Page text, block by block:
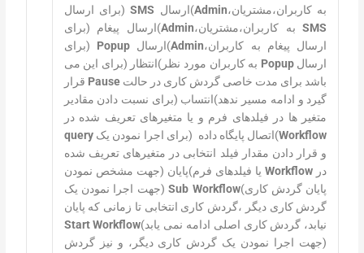
به کاربران،مشتریان،Admin)ارسال SMS(برای ارسال
SMSبه کاربران،مشتریان،Admin)ارسال پیغام (برای
ارسال پیغام به کاربران،Admin)ارسالPopup (برای
ارسالPopup به کاربران مورد نظر)انتظار (برای این می
باشد برای مدت خاصی گردش کاری در حالتPause قرار
گیرد و ادامه مسیر ندهد)انتساب (برای نسبت دادن مقادیر
متغیر ها در فیلدهای فرم و یا متغیرهای تعریف شده در
Workflow)اتصال پایگاه داده (برای اجرا نمودن یکquery
و قرار دادن مقدار فیلد انتخابی در متغیرهای تعریف شده
در Workflowیا فیلدهای فرم)پایان (جهت مشخص نمودن
پایان گردش کاری)Sub Workflow(جهت اجرا نمودن یک
گردش کاری دیگر ،گردش کاری انتخابی تا زمانی که پایان
نیابد، گردش کاری اصلی ادامه نمی یابد)Start Workflow
(جهت اجرا نمودن یک گردش کاری دیگر، و نیز گردش